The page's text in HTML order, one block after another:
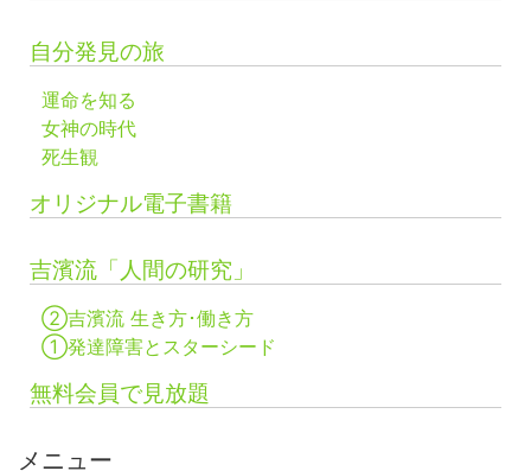
自分発見の旅
運命を知る
女神の時代
死生観
オリジナル電子書籍
吉濱流「人間の研究」
②吉濱流 生き方･働き方
①発達障害とスターシード
無料会員で見放題
メニュー